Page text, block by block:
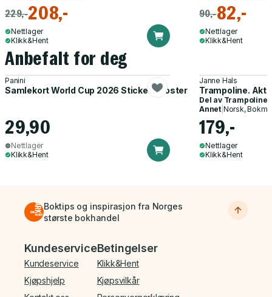
229,-208,-
Nettlager
Klikk&Hent
90,-82,-
Nettlager
Klikk&Hent
Anbefalt for deg
Panini
Samlekort World Cup 2026 Sticker Booster
29,90
Nettlager
Klikk&Hent
Janne Hals
Trampoline.
Del av Trampoline
Annet| Norsk,
179,-
Nettlager
Klikk&Hent
Boktips og inspirasjon fra Norges
største bokhandel
Bunnmeny
Kundeservice
Kundeservice
Kjøpshjelp
Betingelser
Klikk&Hent
Kjøpsvilkår